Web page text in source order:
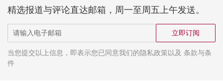
精选报道与评论直达邮箱，周一至周五上午发送。
立即订阅
当您提交以上信息，即表示您已同意我们的隐私政策以及 条款与条
件